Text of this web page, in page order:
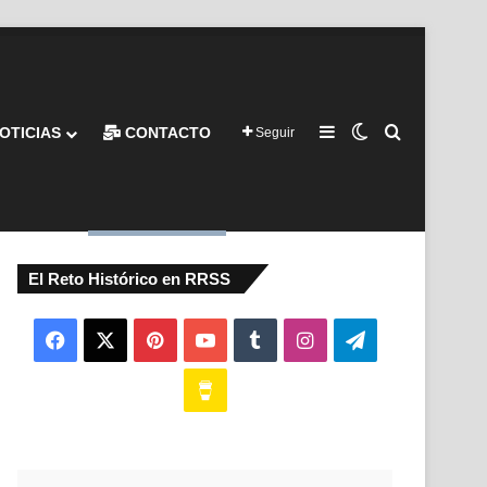
CONTACTO Seguir Barra lateral
Switch skin
El Reto Histórico en RRSS
Facebook PinterestYouTubeTumblrInstagramTelegram